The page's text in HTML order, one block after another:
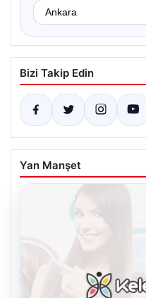
Bizi Takip Edin
Yan Manşet